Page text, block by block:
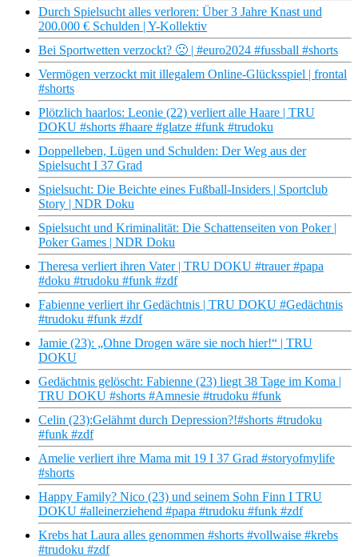
Durch Spielsucht alles verloren: Über 3 Jahre Knast und
200.000 € Schulden | Y-Kollektiv
Bei Sportwetten verzockt? 🙁 | #euro2024 #fussball #shorts
Vermögen verzockt mit illegalem Online-Glücksspiel | frontal
#shorts
Plötzlich haarlos: Leonie (22) verliert alle Haare | TRU
DOKU #shorts #haare #glatze #funk #trudoku
Doppelleben, Lügen und Schulden: Der Weg aus der
Spielsucht I 37 Grad
Spielsucht: Die Beichte eines Fußball-Insiders | Sportclub
Story | NDR Doku
Spielsucht und Kriminalität: Die Schattenseiten von Poker |
Poker Games | NDR Doku
Theresa verliert ihren Vater | TRU DOKU #trauer #papa
#doku #trudoku #funk #zdf
Fabienne verliert ihr Gedächtnis | TRU DOKU #Gedächtnis
#trudoku #funk #zdf
Jamie (23): „Ohne Drogen wäre sie noch hier!“ | TRU
DOKU
Gedächtnis gelöscht: Fabienne (23) liegt 38 Tage im Koma |
TRU DOKU #shorts #Amnesie #trudoku #funk
Celin (23):Gelähmt durch Depression?!#shorts #trudoku
#funk #zdf
Amelie verliert ihre Mama mit 19 I 37 Grad #storyofmylife
#shorts
Happy Family? Nico (23) und seinem Sohn Finn I TRU
DOKU #alleinerziehend #papa #trudoku #funk #zdf
Krebs hat Laura alles genommen #shorts #vollwaise #krebs
#trudoku #zdf